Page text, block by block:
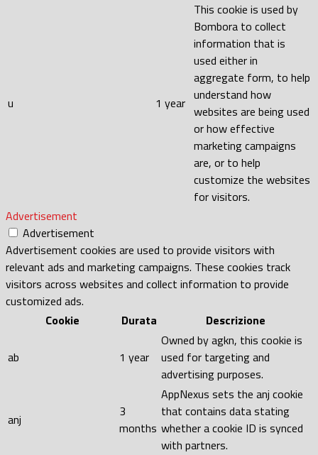
u 1 year
This cookie is used by
Bombora to collect
information that is
used either in
aggregate form, to help
understand how
websites are being used
or how effective
marketing campaigns
are, or to help
customize the websites
for visitors.
Advertisement
Advertisement
Advertisement cookies are used to provide visitors with
relevant ads and marketing campaigns. These cookies track
visitors across websites and collect information to provide
customized ads.
Cookie
Durata Descrizione
ab 1 year
Owned by agkn, this cookie is
used for targeting and
advertising purposes.
anj
3
months
AppNexus sets the anj cookie
that contains data stating
whether a cookie ID is synced
with partners.